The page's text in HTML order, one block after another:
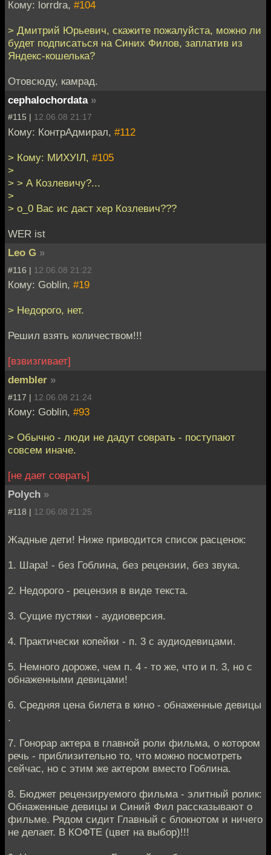
Кому: lorrdra, #104
> Дмитрий Юрьевич, скажите пожалуйста, можно ли
будет подписаться на Синих Филов, заплатив из
Яндекс-кошелька?
Отовсюду, камрад.
cephalochordata »
#115 | 12.06.08 21:17
Кому: КонтрАдмирал, #112
> Кому: МИХУIЛ, #105
>
> > А Козлевичу?...
>
> о_0 Вас ис даст хер Козлевич???
WER ist
Leo G »
#116 | 12.06.08 21:22
Кому: Goblin, #19
> Недорого, нет.
Решил взять количеством!!!
[взвизгивает]
dembler »
#117 | 12.06.08 21:24
Кому: Goblin, #93
> Обычно - люди не дадут соврать - поступают
совсем иначе.
[не дает соврать]
Polych »
#118 | 12.06.08 21:25
Жадные дети! Ниже приводится список расценок:
1. Шара! - без Гоблина, без рецензии, без звука.
2. Недорого - рецензия в виде текста.
3. Сущие пустяки - аудиоверсия.
4. Практически копейки - п. 3 с аудиодевицами.
5. Немного дороже, чем п. 4 - то же, что и п. 3, но с
обнаженными девицами!
6. Средняя цена билета в кино - обнаженные девицы
.
7. Гонорар актера в главной роли фильма, о котором
речь - приблизительно то, что можно посмотреть
сейчас, но с этим же актером вместо Гоблина.
8. Бюджет рецензируемого фильма - элитный ролик:
Обнаженные девицы и Синий Фил рассказывают о
фильме. Рядом сидит Главный с блокнотом и ничего
не делает. В КОФТЕ (цвет на выбор)!!!